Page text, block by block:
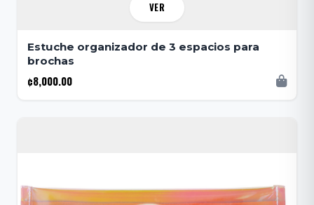
VER
Estuche organizador de 3 espacios para
brochas
¢8,000.00